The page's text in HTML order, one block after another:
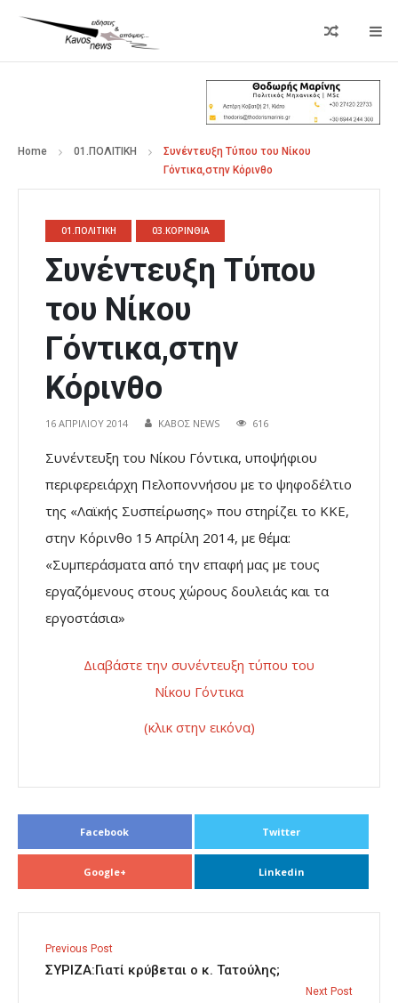
Home 01.ΠΟΛΙΤΙΚΗ
Συνέντευξη Τύπου του Νίκου
Γόντικα,στην Κόρινθο
01.ΠΟΛΙΤΙΚΗ 03.ΚΟΡΙΝΘΙΑ
Συνέντευξη Τύπου
του Νίκου
Γόντικα,στην
Κόρινθο
16 ΑΠΡΙΛΊΟΥ 2014 ΚΑΒΟΣ NEWS 616
Συνέντευξη του Νίκου Γόντικα, υποψήφιου
περιφερειάρχη Πελοποννήσου με το ψηφοδέλτιο
της «Λαϊκής Συσπείρωσης» που στηρίζει το ΚΚΕ,
στην Κόρινθο 15 Απρίλη 2014, με θέμα:
«Συμπεράσματα από την επαφή μας με τους
εργαζόμενους στους χώρους δουλειάς και τα
εργοστάσια»
Διαβάστε την συνέντευξη τύπου του
Νίκου Γόντικα
(κλικ στην εικόνα)
Facebook Twitter
Google+ Linkedin
Previous Post
ΣΥΡΙΖΑ:Γιατί κρύβεται ο κ. Τατούλης;
Next Post